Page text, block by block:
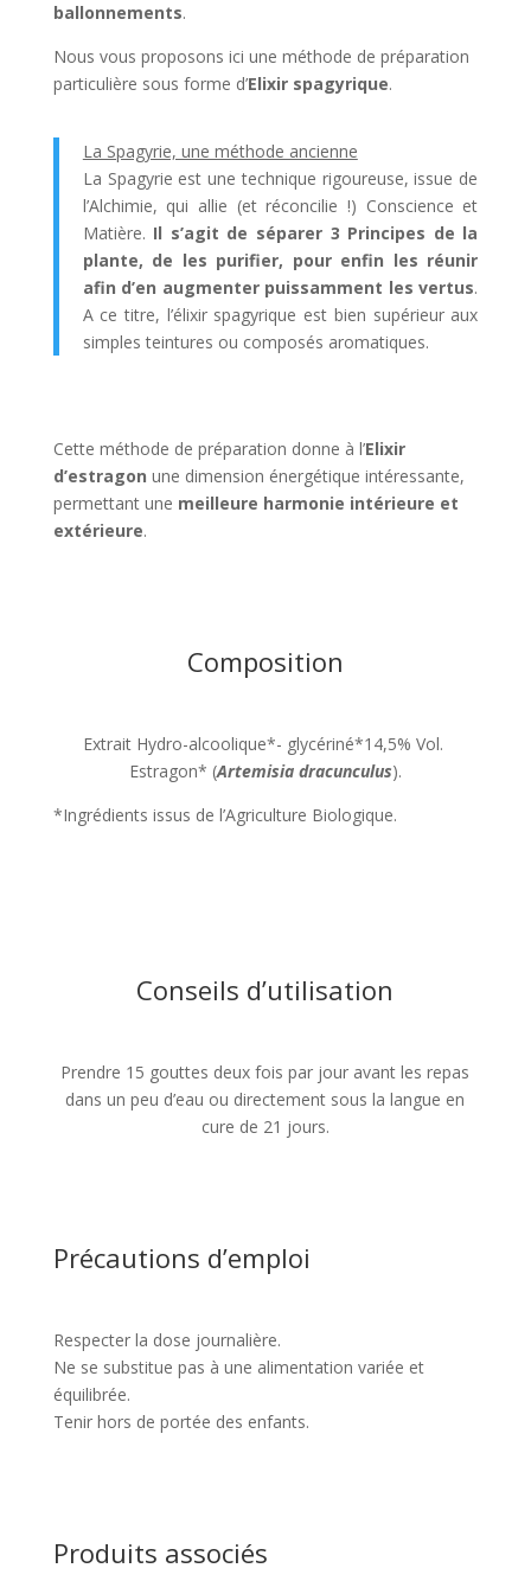
ballonnements.
Nous vous proposons ici une méthode de préparation
particulière sous forme d’Elixir spagyrique.
La Spagyrie, une méthode ancienne
La Spagyrie est une technique rigoureuse, issue de
l’Alchimie, qui allie (et réconcilie !) Conscience et
Matière. Il s’agit de séparer 3 Principes de la
plante, de les purifier, pour enfin les réunir
afin d’en augmenter puissamment les vertus.
A ce titre, l’élixir spagyrique est bien supérieur aux
simples teintures ou composés aromatiques.
Cette méthode de préparation donne à l’Elixir
d’estragon une dimension énergétique intéressante,
permettant une meilleure harmonie intérieure et
extérieure.
Composition
Extrait Hydro-alcoolique*- glycériné*14,5% Vol.
Estragon* (Artemisia dracunculus).
*Ingrédients issus de l’Agriculture Biologique.
Conseils d’utilisation
Prendre 15 gouttes deux fois par jour avant les repas
dans un peu d’eau ou directement sous la langue en
cure de 21 jours.
Précautions d’emploi
Respecter la dose journalière.
Ne se substitue pas à une alimentation variée et
équilibrée.
Tenir hors de portée des enfants.
Produits associés